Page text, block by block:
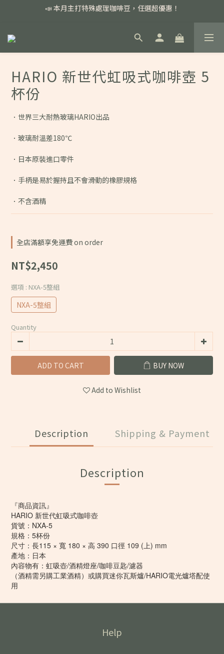
📣 本月主打特殊處理咖啡豆，任選超優惠！
📣 本月主打特殊處理咖啡豆，任選超優惠！
📣 本月主打特殊處理咖啡豆，任選超優惠！
HARIO 新世代虹吸式咖啡壺 5
杯份
．世界三大耐熱玻璃HARIO出品
．玻璃耐溫差180℃
．日本原裝進口零件
．手柄是易於握持且不會滑動的橡膠規格
．不含酒精
全店滿額享免運費 on order
NT$2,450
選項 : NXA-5整組
NXA-5整組
Quantity
ADD TO CART BUY NOW
Add to Wishlist
Description Shipping & Payment
Description
『商品資訊』
HARIO 新世代虹吸式咖啡壺
貨號：NXA-5
規格：5杯份
尺寸：長115 × 寬 180 × 高 390 口徑 109 (上) mm
產地：日本
內容物有：虹吸壺/酒精燈座/咖啡豆匙/濾器
（酒精需另購工業酒精）或購買迷你瓦斯爐/HARIO電光爐塔配使
用
Help